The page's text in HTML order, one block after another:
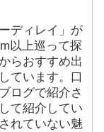
ディレイ」が
以上巡って探
らおすすめ出
ています。口
ログで紹介さ
て紹介してい
れていない魅